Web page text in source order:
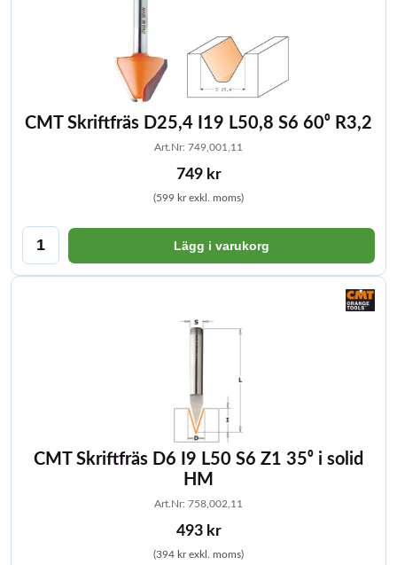
CMT Skriftfräs D25,4 I19 L50,8 S6 60⁰ R3,2
Art.Nr: 749,001,11
749 kr
(599 kr exkl. moms)
Lägg i varukorg
CMT Skriftfräs D6 I9 L50 S6 Z1 35⁰ i solid
HM
Art.Nr: 758,002,11
493 kr
(394 kr exkl. moms)